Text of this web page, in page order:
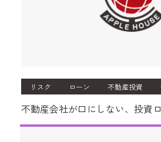
リスク ローン 不動産投資
不動産会社が口にしない、投資